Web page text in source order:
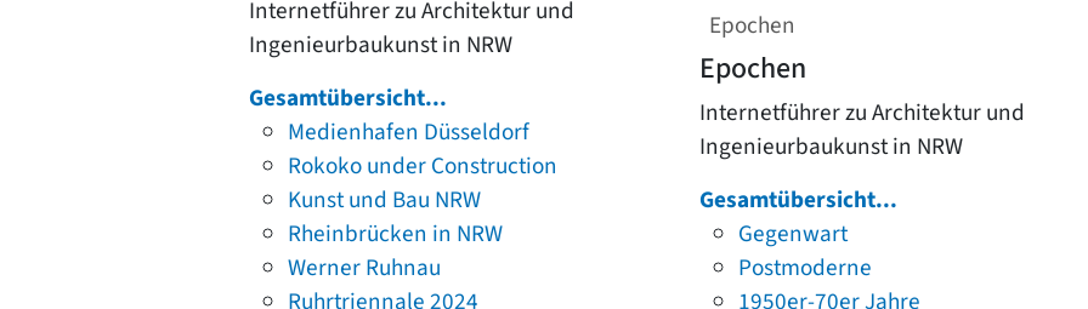
Internetführer zu Architektur und
Ingenieurbaukunst in NRW
Gesamtübersicht...
Medienhafen Düsseldorf
Rokoko under Construction
Kunst und Bau NRW
Rheinbrücken in NRW
Werner Ruhnau
Ruhrtriennale 2024
Epochen
Epochen
Internetführer zu Architektur und
Ingenieurbaukunst in NRW
Gesamtübersicht...
Gegenwart
Postmoderne
1950er-70er Jahre